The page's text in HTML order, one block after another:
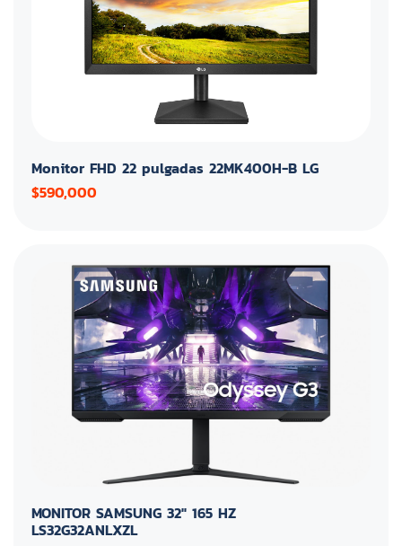
Monitor FHD 22 pulgadas 22MK400H-B LG
$590,000
MONITOR SAMSUNG 32" 165 HZ
LS32G32ANLXZL